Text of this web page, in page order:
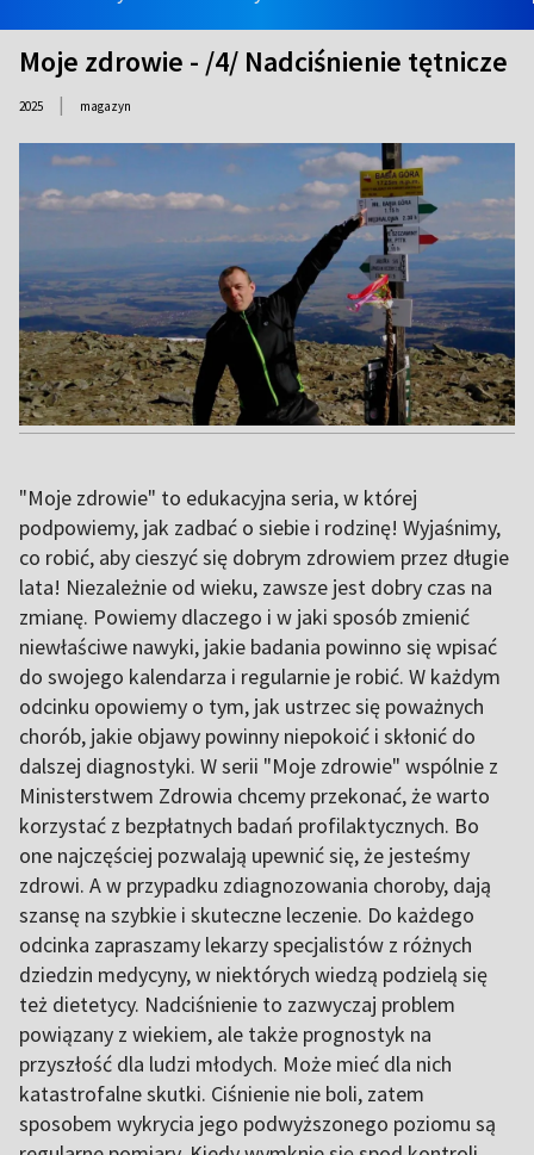
Moje zdrowie - /4/ Nadciśnienie tętnicze
2025 | magazyn
"Moje zdrowie" to edukacyjna seria, w której
podpowiemy, jak zadbać o siebie i rodzinę! Wyjaśnimy,
co robić, aby cieszyć się dobrym zdrowiem przez długie
lata! Niezależnie od wieku, zawsze jest dobry czas na
zmianę. Powiemy dlaczego i w jaki sposób zmienić
niewłaściwe nawyki, jakie badania powinno się wpisać
do swojego kalendarza i regularnie je robić. W każdym
odcinku opowiemy o tym, jak ustrzec się poważnych
chorób, jakie objawy powinny niepokoić i skłonić do
dalszej diagnostyki. W serii "Moje zdrowie" wspólnie z
Ministerstwem Zdrowia chcemy przekonać, że warto
korzystać z bezpłatnych badań profilaktycznych. Bo
one najczęściej pozwalają upewnić się, że jesteśmy
zdrowi. A w przypadku zdiagnozowania choroby, dają
szansę na szybkie i skuteczne leczenie. Do każdego
odcinka zapraszamy lekarzy specjalistów z różnych
dziedzin medycyny, w niektórych wiedzą podzielą się
też dietetycy. Nadciśnienie to zazwyczaj problem
powiązany z wiekiem, ale także prognostyk na
przyszłość dla ludzi młodych. Może mieć dla nich
katastrofalne skutki. Ciśnienie nie boli, zatem
sposobem wykrycia jego podwyższonego poziomu są